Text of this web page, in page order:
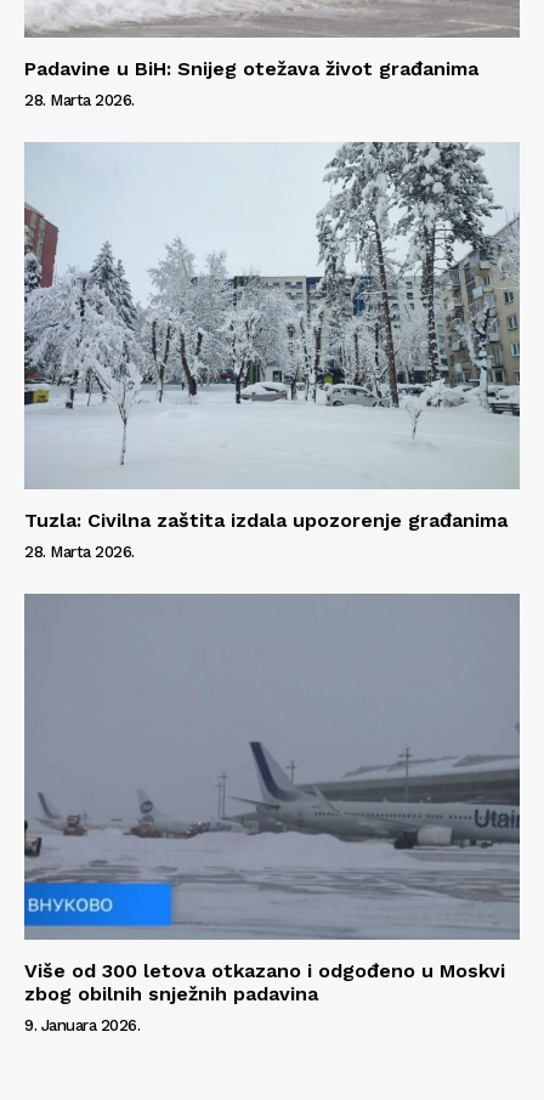
Padavine u BiH: Snijeg otežava život građanima
28. Marta 2026.
Tuzla: Civilna zaštita izdala upozorenje građanima
28. Marta 2026.
Više od 300 letova otkazano i odgođeno u Moskvi
zbog obilnih snježnih padavina
9. Januara 2026.